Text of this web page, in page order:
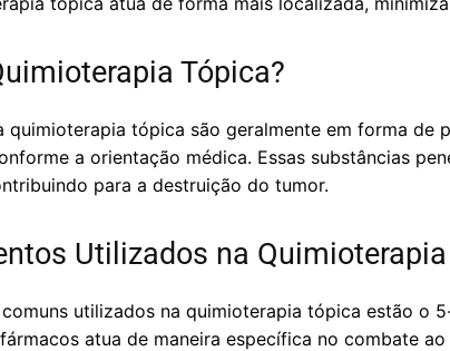
Tópica?
quimioterapia tópica são geralmente em forma de
a orientação médica. Essas substâncias
para a destruição do tumor.
Utilizados na
utilizados na quimioterapia tópica estão o
atua de maneira específica no combate